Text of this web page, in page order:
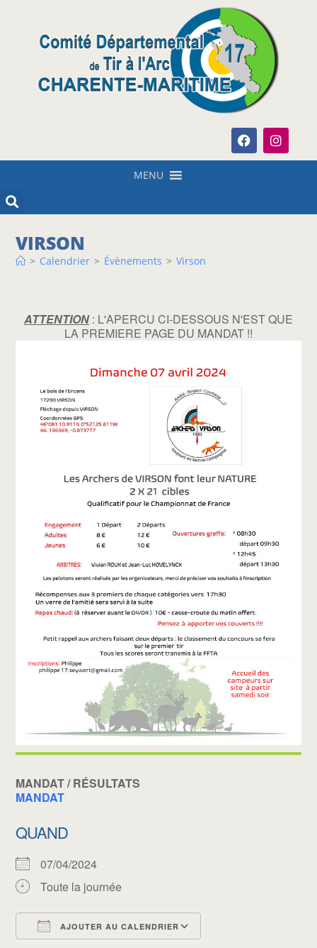
MENU
VIRSON
> Calendrier > Évènements > Virson
ATTENTION: L'APERCU CI-DESSOUS N'EST QUE
LA PREMIERE PAGE DU MANDAT !!
MANDAT / RÉSULTATS
MANDAT
QUAND
07/04/2024
Toute la journée
AJOUTER AU CALENDRIER